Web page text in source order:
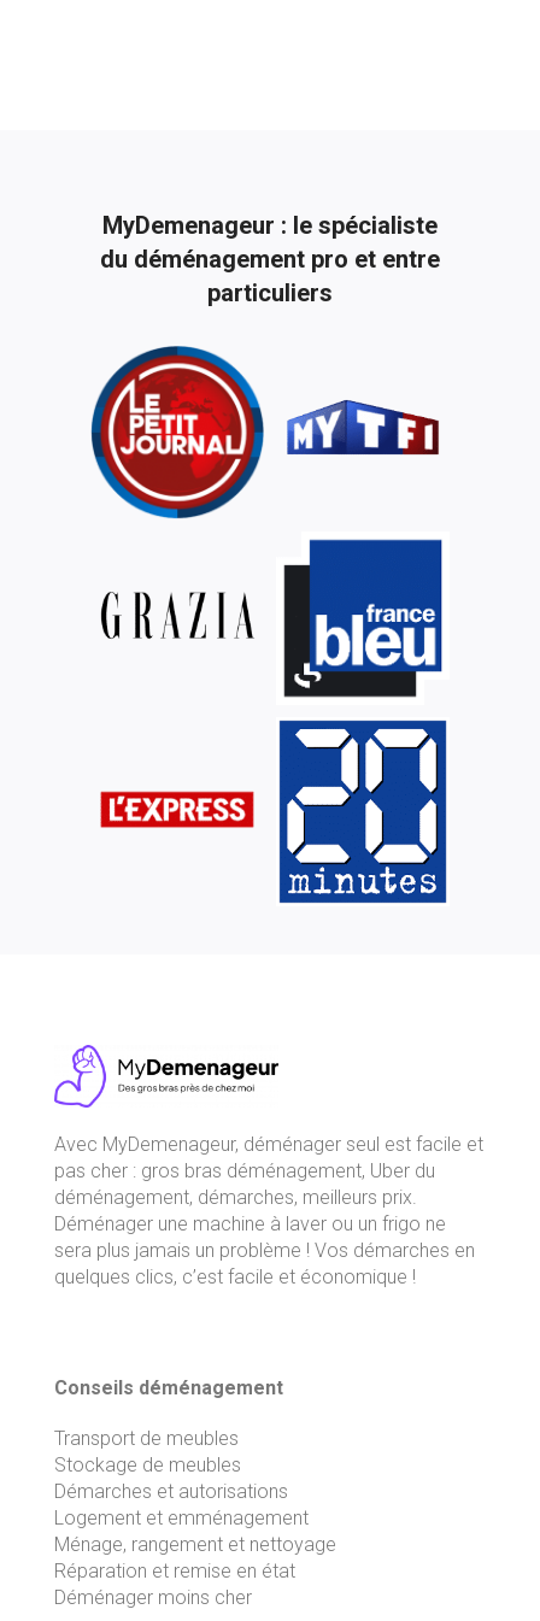
MyDemenageur : le spécialiste
du déménagement pro et entre
particuliers
Avec MyDemenageur, déménager seul est facile et
pas cher : gros bras déménagement, Uber du
déménagement, démarches, meilleurs prix.
Déménager une machine à laver ou un frigo ne
sera plus jamais un problème ! Vos démarches en
quelques clics, c’est facile et économique !
Conseils déménagement
Transport de meubles
Stockage de meubles
Démarches et autorisations
Logement et emménagement
Ménage, rangement et nettoyage
Réparation et remise en état
Déménager moins cher